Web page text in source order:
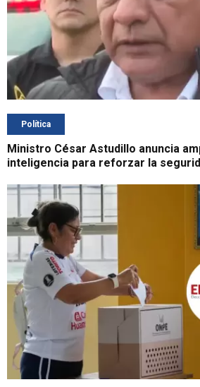
Política
Ministro César Astudillo anuncia
inteligencia para reforzar la